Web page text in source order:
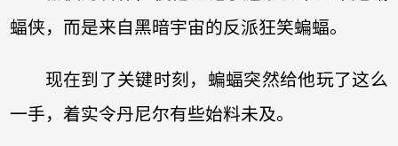
蝠侠，而是来自黑暗宇宙的反派狂笑蝙蝠。
现在到了关键时刻，蝙蝠突然给他玩了这么
一手，着实令丹尼尔有些始料未及。